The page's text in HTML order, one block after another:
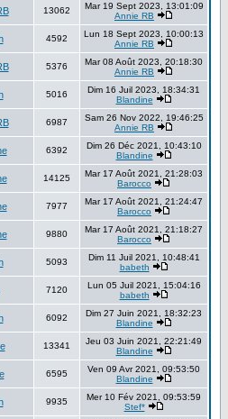
13062
Mar 19 Sept 2023, 13:01:09
Annie RB
4592
Lun 18 Sept 2023, 10:00:13
Annie RB
5376
Mar 08 Août 2023, 20:18:30
Annie RB
5016
Dim 16 Juil 2023, 18:34:31
Blandine
6987
Sam 26 Nov 2022, 19:46:25
Annie RB
6392
Dim 26 Déc 2021, 10:43:10
Blandine
14125
Mar 17 Août 2021, 21:28:03
Barocco
7977
Mar 17 Août 2021, 21:24:47
Barocco
9880
Mar 17 Août 2021, 21:18:27
Barocco
5093
Dim 11 Juil 2021, 10:48:41
babeth
7120
Lun 05 Juil 2021, 15:04:16
babeth
6092
Dim 27 Juin 2021, 18:32:23
Blandine
13341
Jeu 03 Juin 2021, 22:21:49
Blandine
6595
Ven 09 Avr 2021, 09:53:50
Blandine
9935
Mer 10 Fév 2021, 09:53:59
Stef*